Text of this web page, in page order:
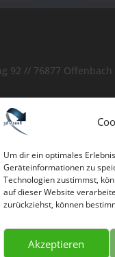
Um dir ein optimales
Geräteinformationen zu
Technologien zustimmst,
auf dieser Website
zurückziehst, können
Akzeptieren
92 // 76877 Offenbach
359
616